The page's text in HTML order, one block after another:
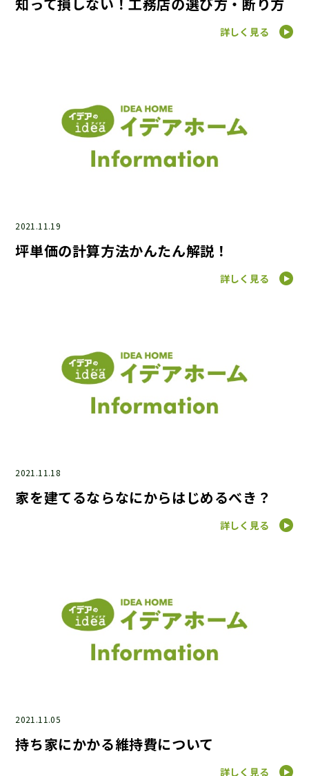
詳しく見る
2021.11.19
坪単価の計算方法かんたん解説！
詳しく見る
2021.11.18
家を建てるならなにからはじめるべき？
詳しく見る
2021.11.05
持ち家にかかる維持費について
詳しく見る